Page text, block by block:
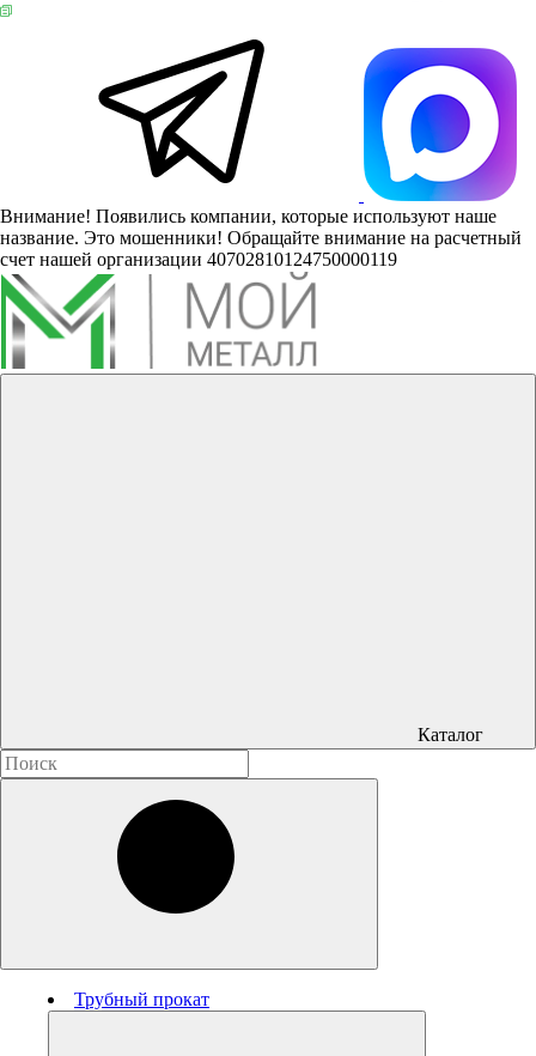
Внимание! Появились компании, которые используют наше
название. Это мошенники! Обращайте внимание на расчетный
счет нашей организации 40702810124750000119
Каталог
Трубный прокат